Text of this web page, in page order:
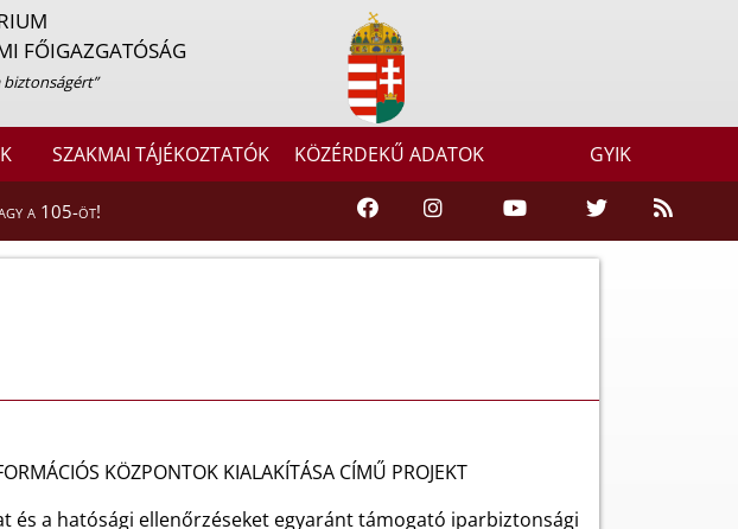
FŐIGAZGATÓSÁG
biztonságért”
SZAKMAI TÁJÉKOZTATÓK KÖZÉRDEKŰ ADATOK GYIK
a 105-öt!
KÖZPONTOK KIALAKÍTÁSA CÍMŰ PROJEKT
és a hatósági ellenőrzéseket egyaránt támogató iparbiztonsági